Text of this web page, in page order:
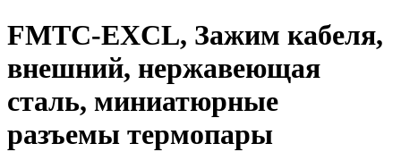
FMTC-EXCL, Зажим кабеля,
внешний, нержавеющая
сталь, миниатюрные
разъемы термопары